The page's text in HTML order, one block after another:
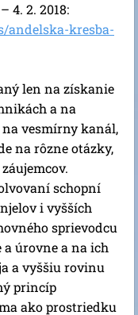
4. 2. 2018:
andelska-kresba-
len na získanie
a na
na vesmírny kanál,
na rôzne otázky,
schopní
i vyšších
sprievodcu
úrovne a na ich
a vyššiu rovinu
princíp
ako prostriedku